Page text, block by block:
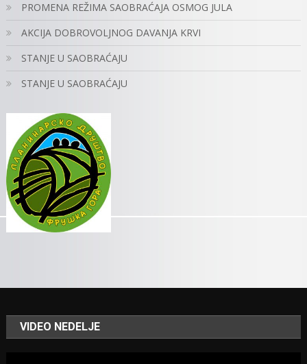
PROMENA REŽIMA SAOBRAĆAJA OSMOG JULA
AKCIJA DOBROVOLJNOG DAVANJA KRVI
STANJE U SAOBRAĆAJU
STANJE U SAOBRAĆAJU
VIDEO NEDELJE